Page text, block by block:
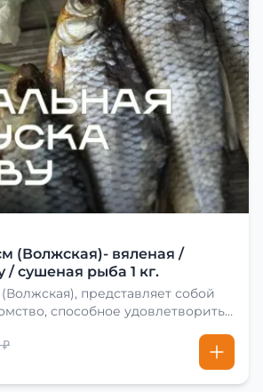
(Волжская)- вяленая /
/ сушеная рыба 1 кг.
представляет собой
способное удовлетворить
воблу, её сначала хорошо солят.
старые рецепты и
Благодаря этому рыба